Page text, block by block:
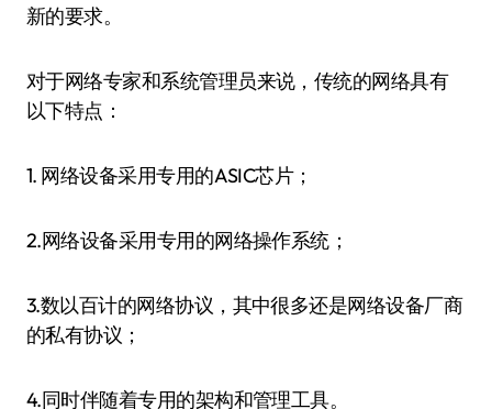
新的要求。
对于网络专家和系统管理员来说，传统的网络具有
以下特点：
1. 网络设备采用专用的ASIC芯片；
2.网络设备采用专用的网络操作系统；
3.数以百计的网络协议，其中很多还是网络设备厂商
的私有协议；
4.同时伴随着专用的架构和管理工具。